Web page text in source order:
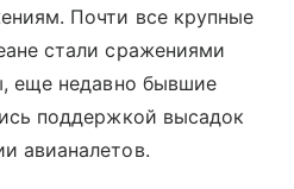
Почти все крупные
стали сражениями
еще недавно бывшие
поддержкой высадок
авианалетов.